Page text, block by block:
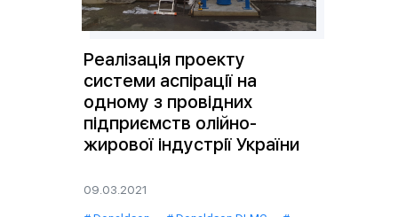
Реалізація проекту
системи аспірації на
одному з провідних
підприємств олійно-
жирової індустрії України
09.03.2021